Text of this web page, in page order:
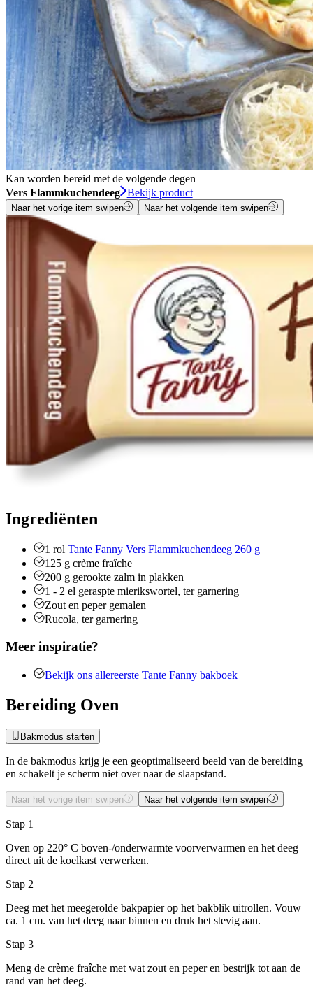
Kan worden bereid met de volgende degen
Vers Flammkuchendeeg Bekijk product
Naar het vorige item swipen Naar het volgende item swipen
Ingrediënten
1 rol Tante Fanny Vers Flammkuchendeeg 260 g
125 g crème fraîche
200 g gerookte zalm in plakken
1 - 2 el geraspte mierikswortel, ter garnering
Zout en peper gemalen
Rucola, ter garnering
Meer inspiratie?
Bekijk ons allereerste Tante Fanny bakboek
Bereiding Oven
Bakmodus starten
In de bakmodus krijg je een geoptimaliseerd beeld van de bereiding
en schakelt je scherm niet over naar de slaapstand.
Naar het vorige item swipen Naar het volgende item swipen
Stap 1
Oven op 220° C boven-/onderwarmte voorverwarmen en het deeg
direct uit de koelkast verwerken.
Stap 2
Deeg met het meegerolde bakpapier op het bakblik uitrollen. Vouw
ca. 1 cm. van het deeg naar binnen en druk het stevig aan.
Stap 3
Meng de crème fraîche met wat zout en peper en bestrijk tot aan de
rand van het deeg.